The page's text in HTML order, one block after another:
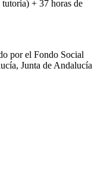
+ 37 horas de
por el Fondo Social
Junta de Andalucía